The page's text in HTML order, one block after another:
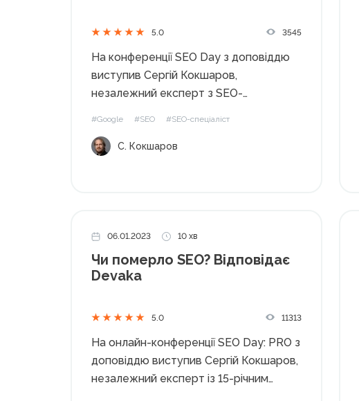
5.0 3545
На конференції SEO Day з доповіддю
виступив Сергій Кокшаров,
незалежний експерт з SEO-
як розвиток штучного інтелекту
#Google #SEO #SEO-спеціаліст
С. Кокшаров
06.01.2023 10 хв
Чи померло SEO? Відповідає
Devaka
5.0 11313
На онлайн-конференції SEO Day: PRO з
доповіддю виступив Сергій Кокшаров,
незалежний експерт із 15-річним